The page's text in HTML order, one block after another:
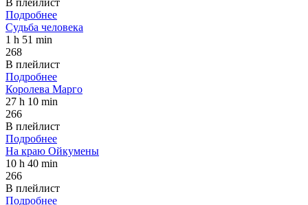
Подробнее
Судьба человека
1 h 51 min
268
В плейлист
Подробнее
Королева Марго
27 h 10 min
266
В плейлист
Подробнее
На краю Ойкумены
10 h 40 min
266
В плейлист
Подробнее